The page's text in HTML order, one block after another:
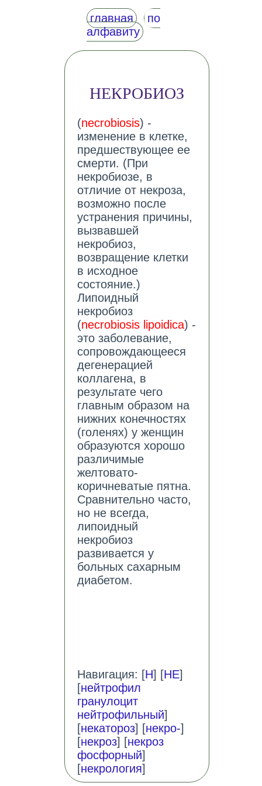
главная
по
алфавиту
НЕКРОБИОЗ
(necrobiosis) -
изменение в клетке,
предшествующее ее
смерти. (При
некробиозе, в
отличие от некроза,
возможно после
устранения причины,
вызвавшей
некробиоз,
возвращение клетки
в исходное
состояние.)
Липоидный
некробиоз
(necrobiosis lipoidica) -
это заболевание,
сопровождающееся
дегенерацией
коллагена, в
результате чего
главным образом на
нижних конечностях
(голенях) у женщин
образуются хорошо
различимые
желтовато-
коричневатые пятна.
Сравнительно часто,
но не всегда,
липоидный
некробиоз
развивается у
больных сахарным
диабетом.
Навигация: [Н] [НЕ]
[нейтрофил
гранулоцит
нейтрофильный]
[некатороз] [некро-]
[некроз] [некроз
фосфорный]
[некрология]